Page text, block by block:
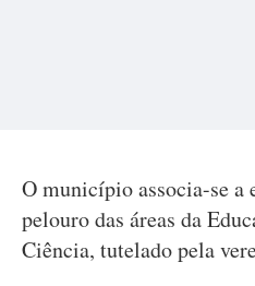
O município associa-se a
pelouro das áreas da
Ciência, tutelado pela